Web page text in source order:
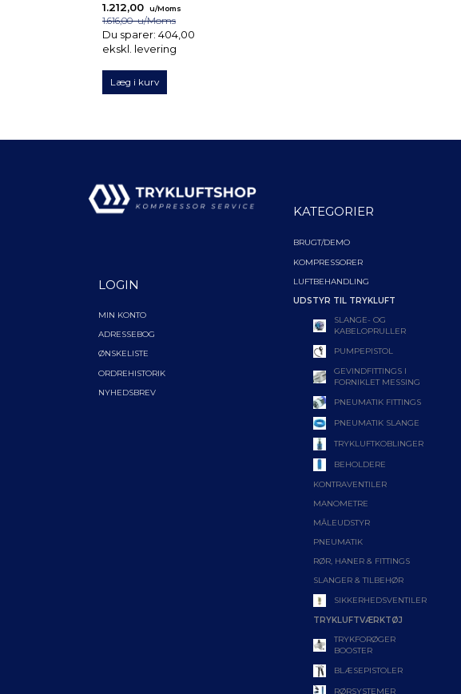
1.212,00
u/Moms
1.616,00u/Moms
Du sparer: 404,00
ekskl. levering
Læg i kurv
LOGIN
MIN KONTO
ADRESSEBOG
ØNSKELISTE
ORDREHISTORIK
NYHEDSBREV
KATEGORIER
BRUGT/DEMO
KOMPRESSORER
LUFTBEHANDLING
UDSTYR TIL TRYKLUFT
SLANGE- OG
KABELOPRULLER
PUMPEPISTOL
GEVINDFITTINGS I
FORNIKLET MESSING
PNEUMATIK FITTINGS
PNEUMATIK SLANGE
TRYKLUFTKOBLINGER
BEHOLDERE
KONTRAVENTILER
MANOMETRE
MÅLEUDSTYR
PNEUMATIK
RØR, HANER & FITTINGS
SLANGER & TILBEHØR
SIKKERHEDSVENTILER
TRYKLUFTVÆRKTØJ
TRYKFORØGER
BOOSTER
BLÆSEPISTOLER
RØRSYSTEMER